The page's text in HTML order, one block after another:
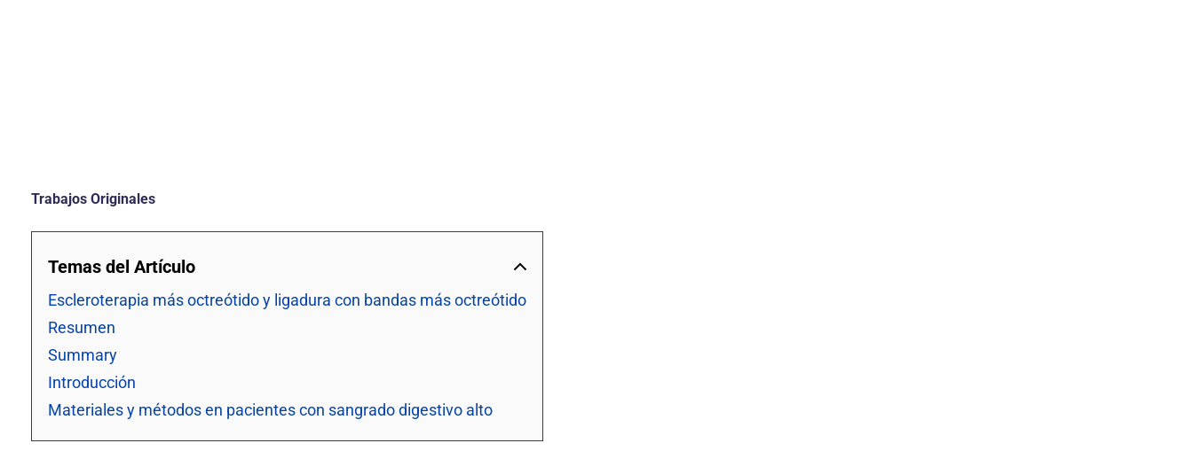
Trabajos Originales
Temas del Artículo
Escleroterapia más octreótido y ligadura con bandas más octreótido
Resumen
Summary
Introducción
Materiales y métodos en pacientes con sangrado digestivo alto